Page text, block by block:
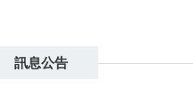
訊息公告